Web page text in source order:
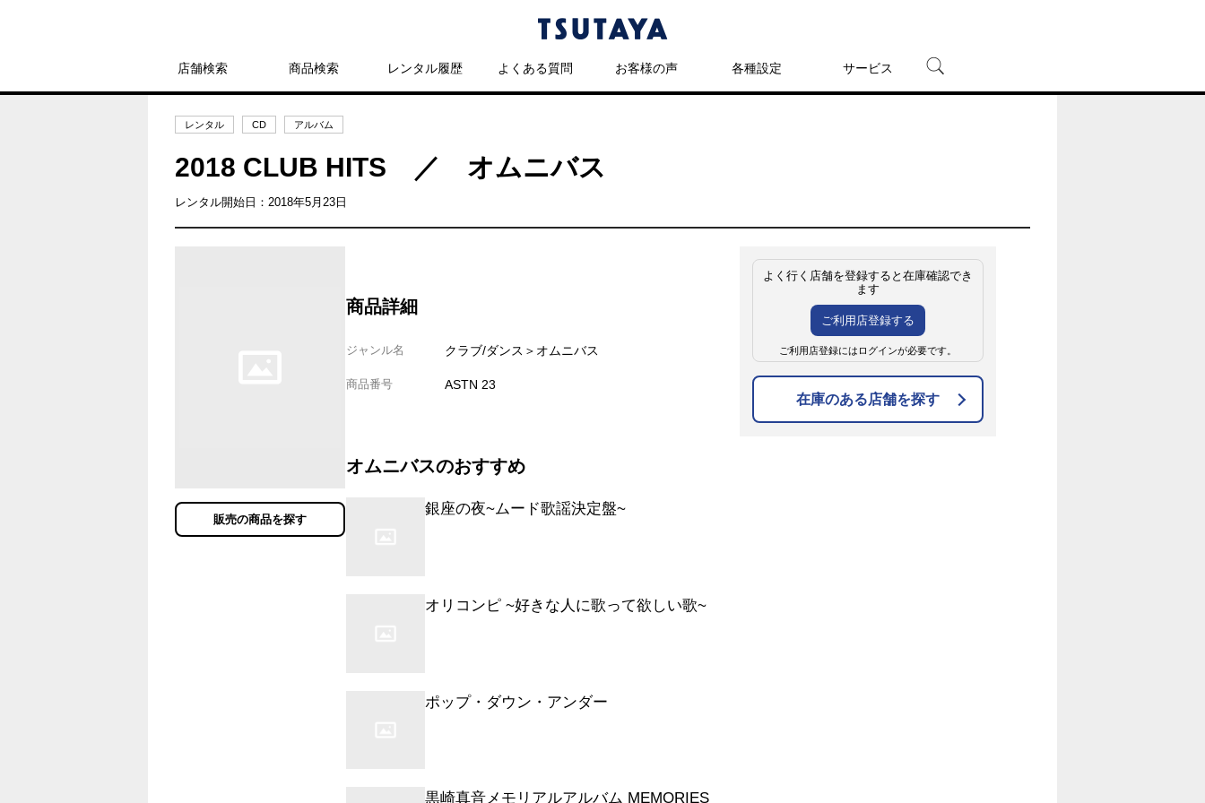
店舗検索 商品検索 レンタル履歴 よくある質問 お客様の声 各種設定 サービス
レンタル CD アルバム
2018 CLUB HITS ／ オムニバス
レンタル開始日：2018年5月23日
販売の商品を探す
商品詳細
ジャンル名 クラブ/ダンス＞オムニバス
商品番号 ASTN 23
オムニバスのおすすめ
銀座の夜~ムード歌謡決定盤~
オリコンピ ~好きな人に歌って欲しい歌~
ポップ・ダウン・アンダー
黒崎真音メモリアルアルバム MEMORIES
よく行く店舗を登録すると在庫確認でき
ます
ご利用店登録する
ご利用店登録にはログインが必要です。
在庫のある店舗を探す